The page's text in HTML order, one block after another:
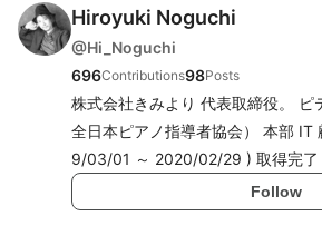
Hiroyuki Noguchi
@Hi_Noguchi
696Contributions98Posts
株式会社きみより 代表取締役。 ピ
全日本ピアノ指導者協会） 本部 IT
9/03/01 ～ 2020/02/29 ) 取得完了
Follow